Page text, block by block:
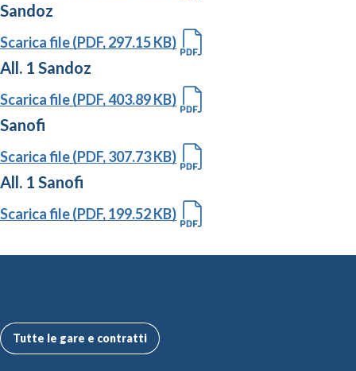
Sandoz
Scarica file (PDF, 297.15 KB)
All. 1 Sandoz
Scarica file (PDF, 403.89 KB)
Sanofi
Scarica file (PDF, 307.73 KB)
All. 1 Sanofi
Scarica file (PDF, 199.52 KB)
Tutte le gare e contratti